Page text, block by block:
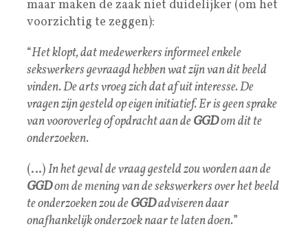
maar maken de zaak niet duidelijker (om het
voorzichtig te zeggen):
“Het klopt, dat medewerkers informeel enkele
sekswerkers gevraagd hebben wat zijn van dit beeld
vinden. De arts vroeg zich dat af uit interesse. De
vragen zijn gesteld op eigen initiatief. Er is geen sprake
van vooroverleg of opdracht aan deGGDom dit te
onderzoeken.
(…)In het geval de vraag gesteld zou worden aan de
GGDom de mening van de sekswerkers over het beeld
te onderzoeken zou deGGDadviseren daar
onafhankelijk onderzoek naar te laten doen.”